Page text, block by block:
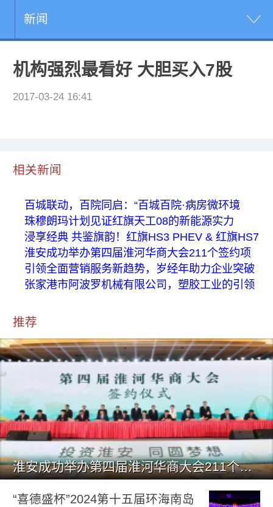
新闻
机构强烈最看好 大胆买入7股
2017-03-24 16:41
相关新闻
百城联动，百院同启：“百城百院·病房微环境
珠穆朗玛计划见证红旗天工08的新能源实力
浸享经典 共鉴旗韵！红旗HS3 PHEV & 红旗HS7
淮安成功举办第四届淮河华商大会211个签约项
引领全面营销服务新趋势，岁经年助力企业突破
张家港市阿波罗机械有限公司，塑胶工业的引领
推荐
淮安成功举办第四届淮河华商大会211个签约项目 总投资1486.
“喜德盛杯”2024第十五届环海南岛